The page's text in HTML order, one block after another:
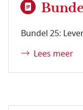
Bundel 25:
Lees meer